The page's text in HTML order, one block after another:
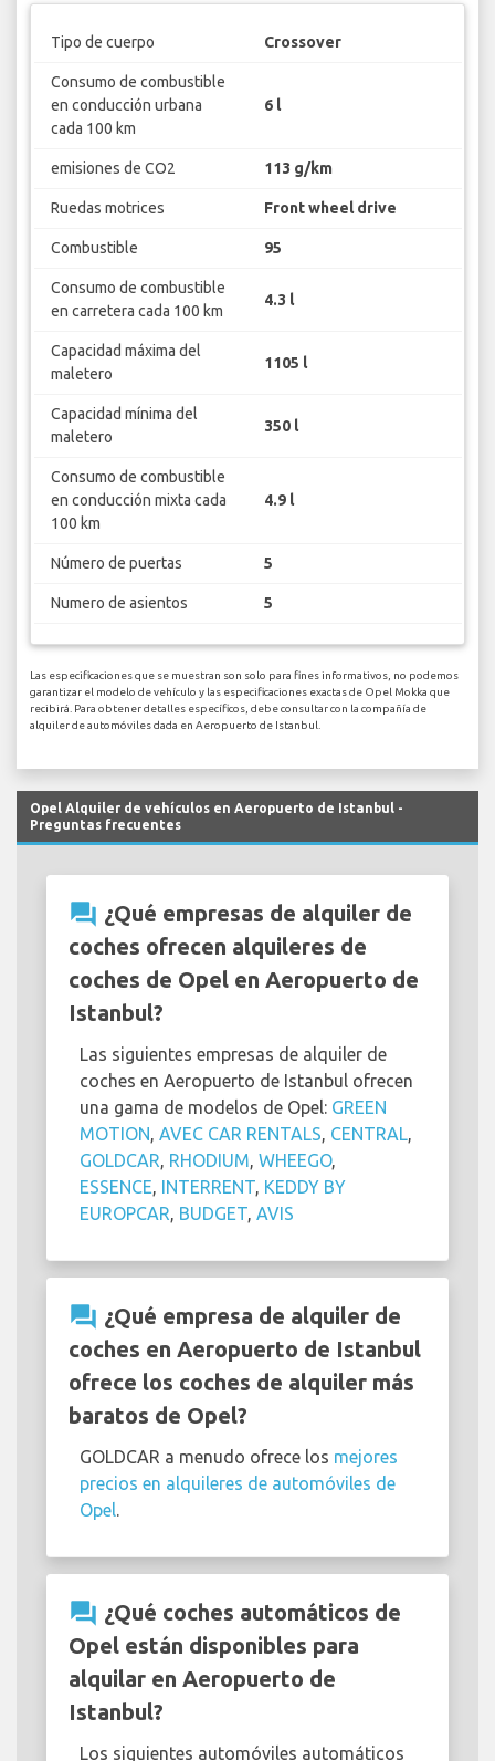
Tipo de cuerpo Crossover
Consumo de combustible
en conducción urbana
cada 100 km
6 l
emisiones de CO2 113 g/km
Ruedas motrices Front wheel drive
Combustible 95
Consumo de combustible
en carretera cada 100 km
4.3 l
Capacidad máxima del
maletero
1105 l
Capacidad mínima del
maletero
350 l
Consumo de combustible
en conducción mixta cada
100 km
4.9 l
Número de puertas 5
Numero de asientos 5
Las especificaciones que se muestran son solo para fines informativos, no podemos
garantizar el modelo de vehículo y las especificaciones exactas de Opel Mokka que
recibirá. Para obtener detalles específicos, debe consultar con la compañía de
alquiler de automóviles dada en Aeropuerto de Istanbul.
Opel Alquiler de vehículos en Aeropuerto de Istanbul -
Preguntas frecuentes
question_answer ¿Qué empresas de alquiler de
coches ofrecen alquileres de
coches de Opel en Aeropuerto de
Istanbul?
Las siguientes empresas de alquiler de
coches en Aeropuerto de Istanbul ofrecen
una gama de modelos de Opel: GREEN
MOTION AVEC CAR RENTALS CENTRAL
GOLDCAR RHODIUM WHEEGO,
ESSENCE INTERRENT KEDDY BY
EUROPCAR BUDGET AVIS
question_answer ¿Qué empresa de alquiler de
coches en Aeropuerto de Istanbul
ofrece los coches de alquiler más
baratos de Opel?
GOLDCAR a menudo ofrece los mejores
precios en alquileres de automóviles de
Opel
question_answer ¿Qué coches automáticos de
Opel están disponibles para
alquilar en Aeropuerto de
Istanbul?
Los siguientes automóviles automáticos